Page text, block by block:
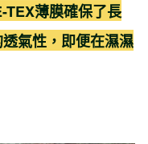
TEX薄膜確保了長
氣性，即便在濕濕